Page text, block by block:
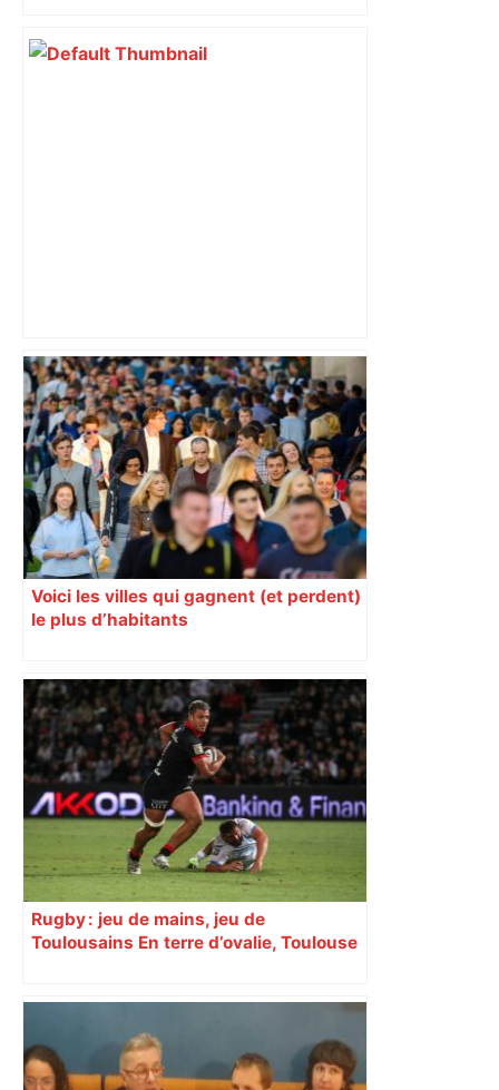
Un homme allongé sur les rails : il
meurt percuté par un train, le trafic
ferroviaire à l’arrêt dans le Lauragais,
au sud de Toulouse – ladepeche.fr
Voici les villes qui gagnent (et perdent)
le plus d’habitants
Rugby : jeu de mains, jeu de
Toulousains En terre d’ovalie, Toulouse
revendiquant surtout son art du jeu en
mouvement, vif et spectaculaire.
Décryptage. Série (4 / 10)